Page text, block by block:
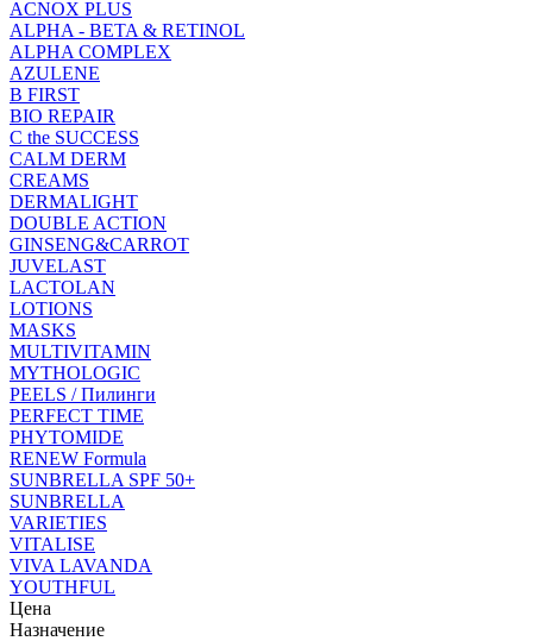
ACNOX PLUS
ALPHA - BETA & RETINOL
ALPHA COMPLEX
AZULENE
B FIRST
BIO REPAIR
C the SUCCESS
CALM DERM
CREAMS
DERMALIGHT
DOUBLE ACTION
GINSENG&CARROT
JUVELAST
LACTOLAN
LOTIONS
MASKS
MULTIVITAMIN
MYTHOLOGIC
PEELS / Пилинги
PERFECT TIME
PHYTOMIDE
RENEW Formula
SUNBRELLA SPF 50+
SUNBRELLA
VARIETIES
VITALISE
VIVA LAVANDA
YOUTHFUL
Цена
Назначение